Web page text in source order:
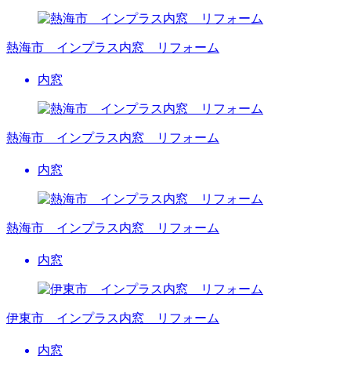
熱海市 インプラス内窓 リフォーム
内窓
熱海市 インプラス内窓 リフォーム
内窓
熱海市 インプラス内窓 リフォーム
内窓
伊東市 インプラス内窓 リフォーム
内窓